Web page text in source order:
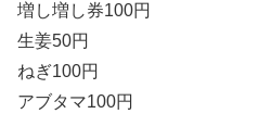
増し増し券100円
生姜50円
ねぎ100円
アブタマ100円